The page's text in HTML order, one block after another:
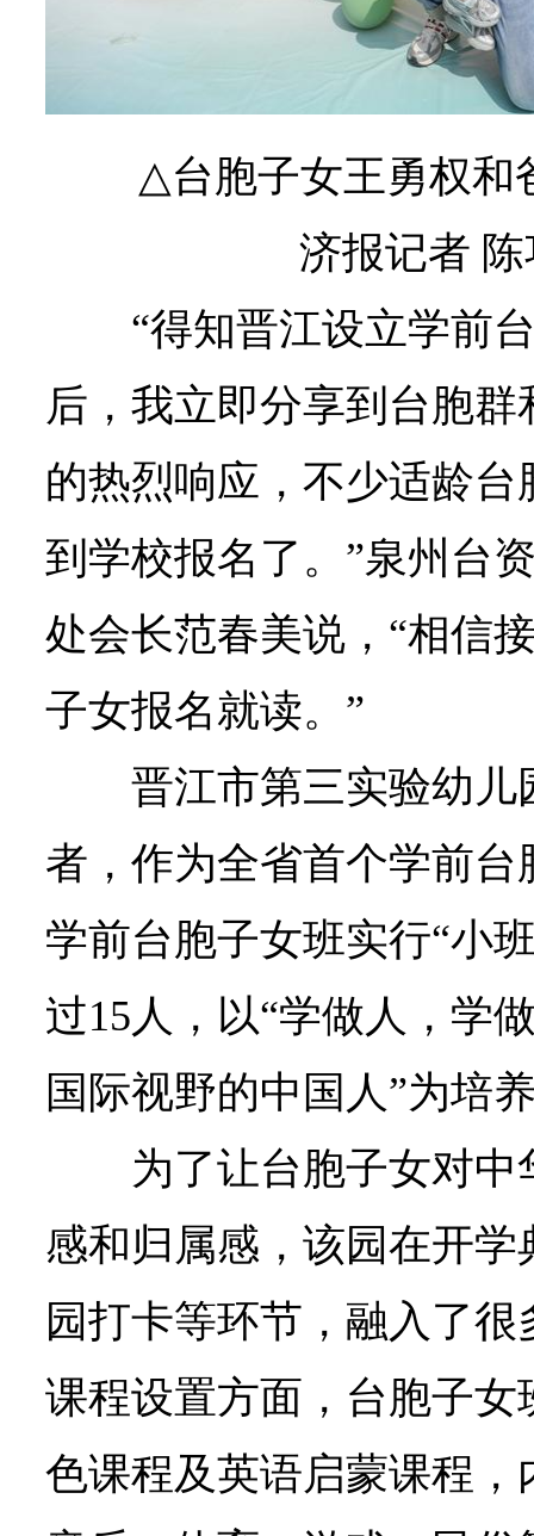
△台胞子女王勇权和
济报记者
“得知晋江设立学前
后，我立即分享到台胞
的热烈响应，不少适龄
到学校报名了。”泉州台
处会长范春美说，“相信
子女报名就读。”
晋江市第三实验幼
者，作为全省首个学前
学前台胞子女班实行“小
过15人，以“学做人，学
国际视野的中国人”为培
为了让台胞子女对
感和归属感，该园在开
园打卡等环节，融入了
课程设置方面，台胞子
色课程及英语启蒙课程